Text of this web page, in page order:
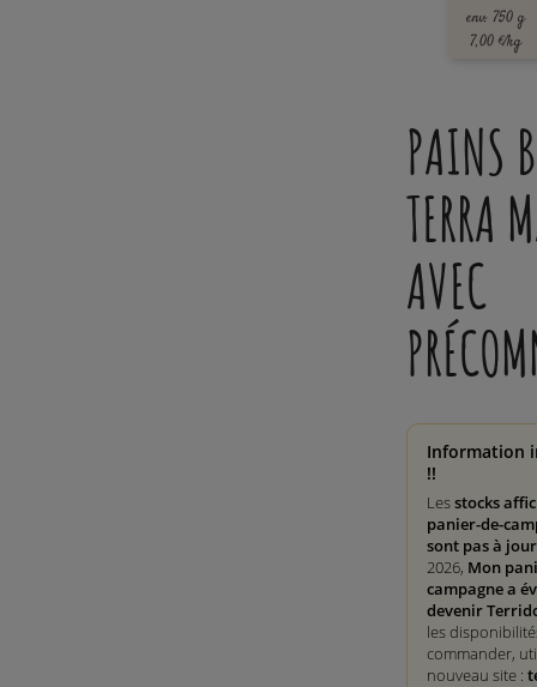
env. 750 g
7,00 €/kg
PAINS
TERRA
AVEC
Information
!!
Lesstocks
panier-de-
sont pas à jour
2026, Mon
campagne a
devenir
les
commander,
nouveau site :